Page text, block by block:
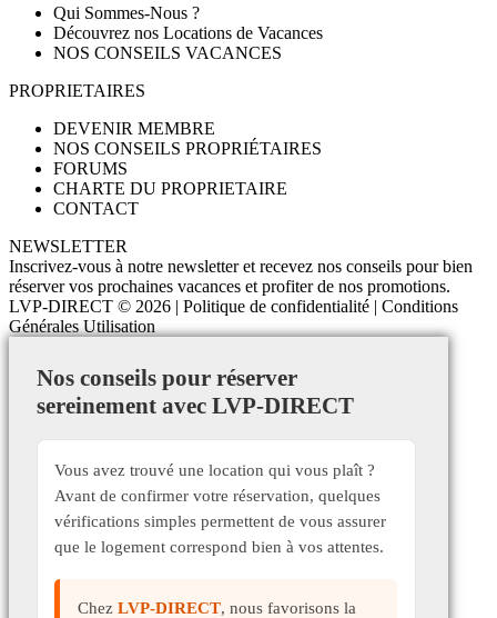
Qui Sommes-Nous ?
Découvrez nos Locations de Vacances
NOS CONSEILS VACANCES
PROPRIETAIRES
DEVENIR MEMBRE
NOS CONSEILS PROPRIÉTAIRES
FORUMS
CHARTE DU PROPRIETAIRE
CONTACT
NEWSLETTER
Inscrivez-vous à notre newsletter et recevez nos conseils pour bien
réserver vos prochaines vacances et profiter de nos promotions.
LVP-DIRECT © 2026 | Politique de confidentialité | Conditions
Générales Utilisation
Nos conseils pour réserver
sereinement avec LVP-DIRECT
Vous avez trouvé une location qui vous plaît ?
Avant de confirmer votre réservation, quelques
vérifications simples permettent de vous assurer
que le logement correspond bien à vos attentes.
Chez LVP-DIRECT, nous favorisons la